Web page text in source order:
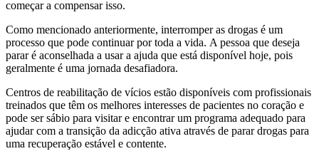
começar a compensar isso.
Como mencionado anteriormente, interromper as drogas é um
processo que pode continuar por toda a vida. A pessoa que deseja
parar é aconselhada a usar a ajuda que está disponível hoje, pois
geralmente é uma jornada desafiadora.
Centros de reabilitação de vícios estão disponíveis com profissionais
treinados que têm os melhores interesses de pacientes no coração e
pode ser sábio para visitar e encontrar um programa adequado para
ajudar com a transição da adicção ativa através de parar drogas para
uma recuperação estável e contente.